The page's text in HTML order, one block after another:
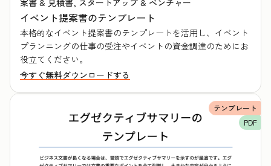
イベント提案書のテンプレート
本格的なイベント提案書のテンプレートを活用し、イベント
プランニングの仕事の受注やイベントの資金調達のためにお
役立てください。
今すぐ無料ダウンロードする
テンプレート
PDF